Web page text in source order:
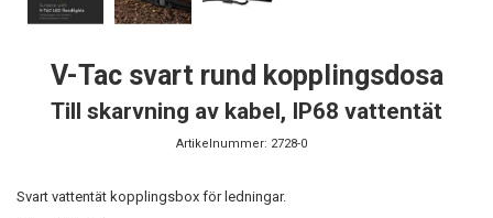
V-Tac svart rund kopplingsdosa
Till skarvning av kabel, IP68 vattentät
Artikelnummer: 2728-0
Svart vattentät kopplingsbox för ledningar.